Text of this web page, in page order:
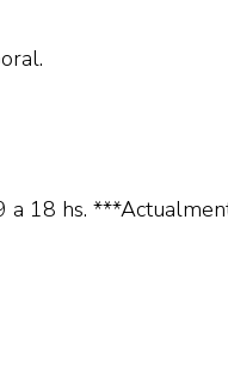
18 hs.